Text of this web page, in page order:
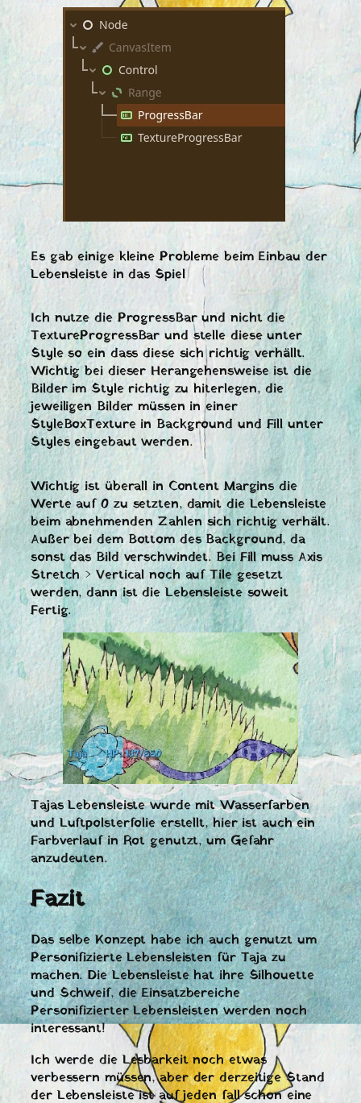
Es gab einige kleine Probleme beim Einbau der
Lebensleiste in das Spiel
Ich nutze die ProgressBar und nicht die
TextureProgressBar und stelle diese unter
Style so ein dass diese sich richtig verhällt.
Wichtig bei dieser Herangehensweise ist die
Bilder im Style richtig zu hiterlegen, die
jeweiligen Bilder müssen in einer
StyleBoxTexture in Background und Fill unter
Styles eingebaut werden.
Wichtig ist überall in Content Margins die
Werte auf 0 zu setzten, damit die Lebensleiste
beim abnehmenden Zahlen sich richtig verhält.
Außer bei dem Bottom des Background, da
sonst das Bild verschwindet. Bei Fill muss Axis
Stretch > Vertical noch auf Tile gesetzt
werden, dann ist die Lebensleiste soweit
Fertig.
Tajas Lebensleiste wurde mit Wasserfarben
und Luftpolsterfolie erstellt, hier ist auch ein
Farbverlauf in Rot genutzt, um Gefahr
anzudeuten.
Fazit
Das selbe Konzept habe ich auch genutzt um
Personifizierte Lebensleisten für Taja zu
machen. Die Lebensleiste hat ihre Silhouette
und Schweif, die Einsatzbereiche
Personifizierter Lebensleisten werden noch
interessant!
Ich werde die Lesbarkeit noch etwas
verbessern müssen, aber der derzeitige Stand
der Lebensleiste ist auf jeden fall schon eine